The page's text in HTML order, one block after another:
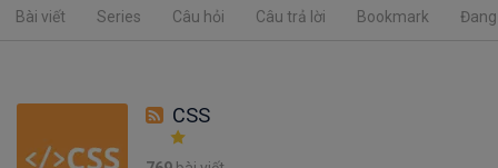
Bài viết Series Câu hỏi Câu trả lời Bookmark
CSS